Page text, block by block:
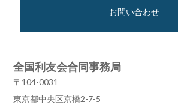
お問い合わせ
全国利友会合同事務局
〒104-0031
東京都中央区京橋2-7-5